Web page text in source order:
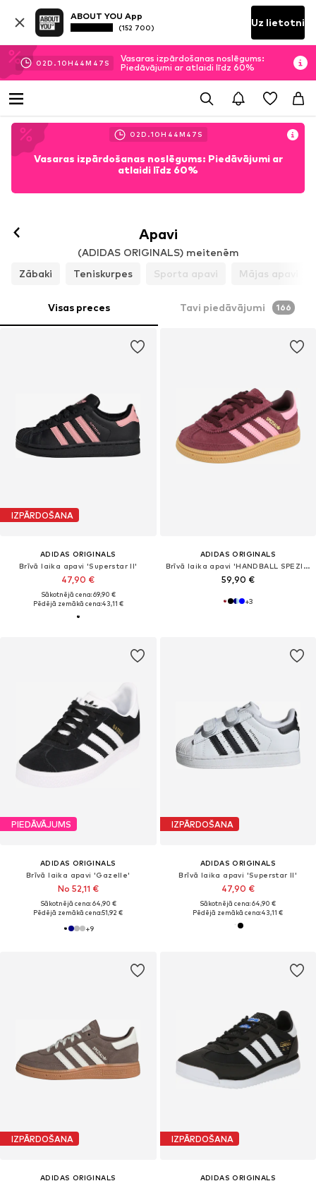
ABOUT YOU App
(152 700) Uz lietotni
02D.10H 44M 45 S
Vasaras izpārdošanas noslēgums:
Piedāvājumi ar atlaidi līdz 60%
02D.10H 44M 45 S
Vasaras izpārdošanas noslēgums: Piedāvājumi ar
atlaidi līdz 60%
Apavi
(ADIDAS ORIGINALS) meitenēm
Zābaki
Teniskurpes Sporta apavi Mājas apavi
Visas preces Tavi piedāvājumi 166
IZPĀRDOŠANA
ADIDAS ORIGINALS
Brīvā laika apavi 'Superstar II'
47,90 €
Sākotnējā cena: 69,90 €
Pēdējā zemākā cena:43,11 €
ADIDAS ORIGINALS
Brīvā laika apavi 'HANDBALL SPEZIAL'
59,90 €
+3
PIEDĀVĀJUMS
ADIDAS ORIGINALS
Brīvā laika apavi 'Gazelle'
No 52,11 €
Sākotnējā cena: 64,90 €
Pēdējā zemākā cena:51,92 €
+9
IZPĀRDOŠANA
ADIDAS ORIGINALS
Brīvā laika apavi 'Superstar II'
47,90 €
Sākotnējā cena: 64,90 €
Pēdējā zemākā cena:43,11 €
IZPĀRDOŠANA
ADIDAS ORIGINALS
IZPĀRDOŠANA
ADIDAS ORIGINALS